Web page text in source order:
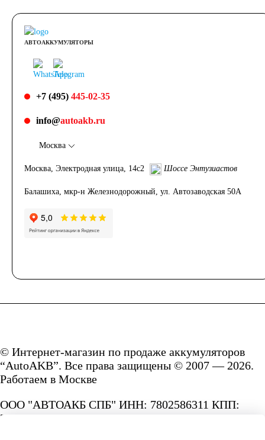
АВТОАККУМУЛЯТОРЫ
+7 (495) 445-02-35
info@autoakb.ru
Москва
Москва, Электродная улица, 14с2 Шоссе Энтузиастов
Балашиха, мкр-н Железнодорожный, ул. Автозаводская 50А
© Интернет-магазин по продаже аккумуляторов
“AutoAKB”. Все права защищены © 2007 — 2026.
Работаем в Москве
ООО "АВТОАКБ СПБ" ИНН: 7802586311 КПП:
780201001 ОГРН: 1167847287156.